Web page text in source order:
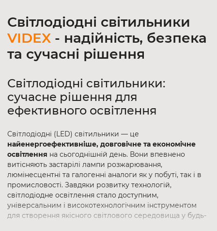
Світлодіодні світильники
VIDEX - надійність, безпека
та сучасні рішення
Світлодіодні світильники:
сучасне рішення для
ефективного освітлення
Світлодіодні (LED) світильники — це
найенергоефективніше, довговічне та економічне
освітлення на сьогоднішній день. Вони впевнено
витісняють застарілі лампи розжарювання,
люмінесцентні та галогенні аналоги як у побуті, так і в
промисловості. Завдяки розвитку технологій,
світлодіодне освітлення стало доступним,
універсальним і високотехнологічним інструментом
для створення якісного світлового середовища у будь-